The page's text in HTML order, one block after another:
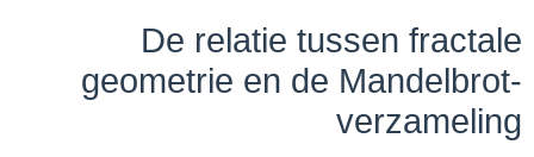
De relatie tussen fractale
geometrie en de Mandelbrot-
verzameling